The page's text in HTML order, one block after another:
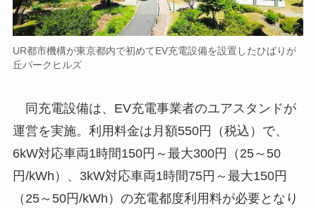
UR都市機構が東京都内で初めてEV充電設備を設置したひばりが
丘パークヒルズ
同充電設備は、EV充電事業者のユアスタンドが
運営を実施。利用料金は月額550円（税込）で、
6kW対応車両1時間150円～最大300円（25～50
円/kWh）、3kW対応車両1時間75円～最大150円
（25～50円/kWh）の充電都度利用料が必要となり